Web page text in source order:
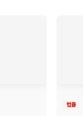
법률